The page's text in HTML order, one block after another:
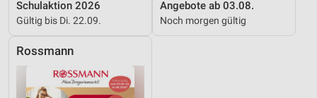
Schulaktion 2026
Gültig bis Di. 22.09.
Angebote ab 03.08.
Noch morgen gültig
Rossmann